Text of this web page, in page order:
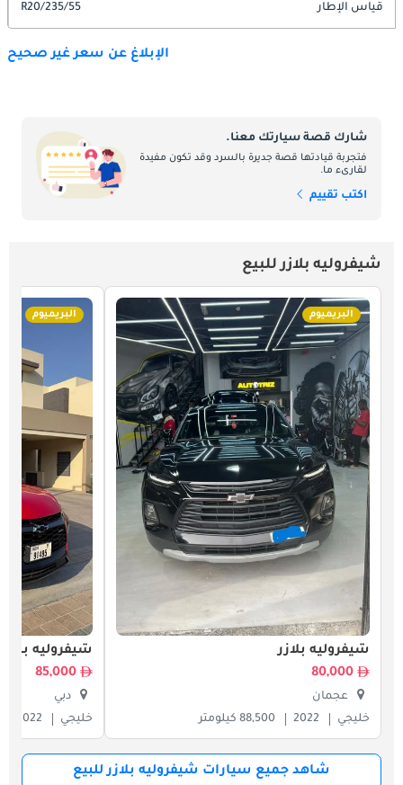
قياس الإطار 235/55/R20
الإبلاغ عن سعر غير صحيح
شارك قصة سيارتك معنا.
فتجربة قيادتها قصة جديرة بالسرد وقد تكون مفيدة
لقارىء ما.
اكتب تقييم
شيفروليه بلازر للبيع
البريميوم
شيفروليه بلازر
80,000
عجمان
خليجي
2022 88,500 كيلومتر
البريميوم
شيفروليه بلازر
85,000
دبي
خليجي
2022
شاهد جميع سيارات شيفروليه بلازر للبيع